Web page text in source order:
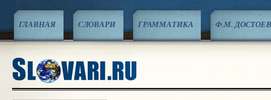
ГЛАВНАЯ СЛОВАРИ ГРАММАТИКА Ф.М.